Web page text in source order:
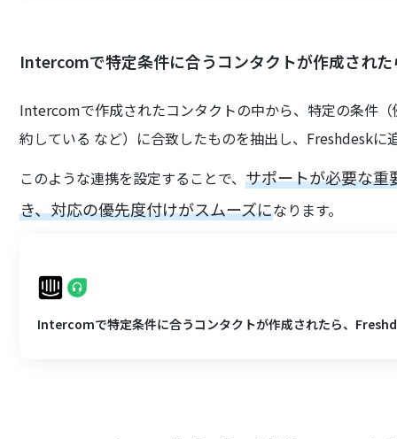
Intercomで特定条件に合うコンタクトが作成され
Intercomで作成されたコンタクトの中から、特定の条件
約している など）に合致したものを抽出し、Freshdeskに
このような連携を設定することで、サポートが必要な重
き、対応の優先度付けがスムーズになります。
Intercomで特定条件に合うコンタクトが作成されたら、